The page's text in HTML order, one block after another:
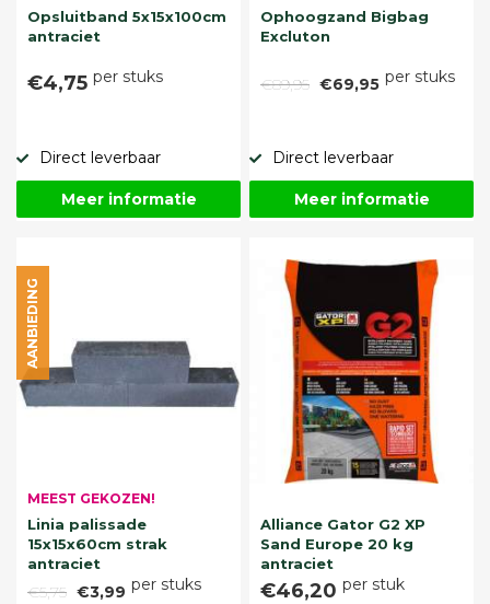
Opsluitband 5x15x100cm
antraciet
€4,75 per stuks
Direct leverbaar
Meer informatie
Ophoogzand Bigbag
Excluton
€89,95 €69,95 per stuks
Direct leverbaar
Meer informatie
MEEST GEKOZEN!
Linia palissade
15x15x60cm strak
antraciet
€5,75 €3,99 per stuks
AANBIEDING
Alliance Gator G2 XP
Sand Europe 20 kg
antraciet
€46,20 per stuk